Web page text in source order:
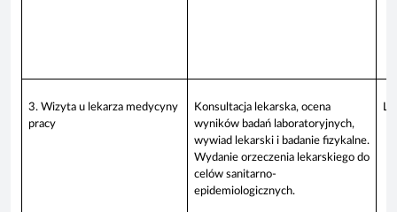
3. Wizyta u lekarza medycyny
pracy
Konsultacja lekarska, ocena
wyników badań laboratoryjnych,
wywiad lekarski i badanie fizykalne.
Wydanie orzeczenia lekarskiego do
celów sanitarno-
epidemiologicznych.